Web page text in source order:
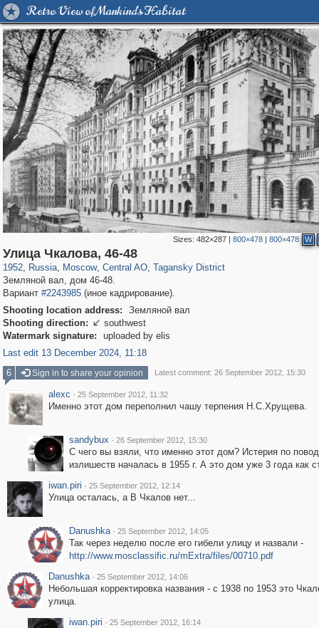
Retro View of Mankind's Habitat
Sizes:482×287 |800×478 |800×478 W
Улица Чкалова, 46-48
1952, Russia
1,406,255 29,243
, Moscow
319,780 8,286
, Central AO
159,978 5,916
, Tagansky District
Земляной вал, дом 46-48.
Вариант #2243985(иное кадрирование).
Shooting location address:
Земляной вал
Shooting direction:  southwest
Watermark signature:
uploaded by elis
Last edit 13 December 2024, 11:18
6
Sign in to share your opinion Latest comment: 26 September 2012, 15:30
alexc · 25 September 2012, 11:32
Именно этот дом переполнил чашу терпения Н.С.Хрущева.
sandybux · 26 September 2012, 15:30
С чего вы взяли, что именно этот дом? Истерия по
излишеств началась в 1955 г. А это дом уже 3 года как
iwan.piri · 25 September 2012, 12:14
Улица осталась, а В Чкалов нет...
Danushka · 25 September 2012, 14:05
Так через неделю после его гибели улицу и назвали -
http://www.mosclassific.ru/mExtra/files/00710.pdf
Danushka · 25 September 2012, 14:06
Небольшая корректировка названия - с 1938 по 1953 это
улица.
iwan.piri · 25 September 2012, 16:14